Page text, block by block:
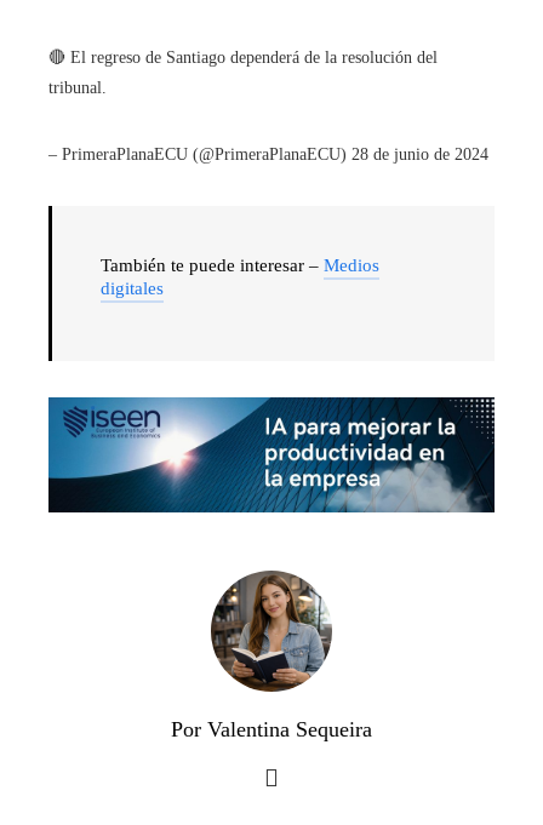
🔴 El regreso de Santiago dependerá de la resolución del
tribunal.
– PrimeraPlanaECU (@PrimeraPlanaECU) 28 de junio de 2024
También te puede interesar – Medios
digitales
Por Valentina Sequeira